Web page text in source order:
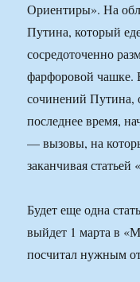
Ориентиры». На
Путина, который
сосредоточенно
фарфоровой
сочинений Путина,
последнее время,
— вызовы, на
заканчивая
Будет еще одна
выйдет 1 марта в
посчитал нужным